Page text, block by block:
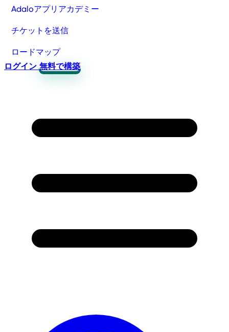
Adaloアプリアカデミー
チケットを送信
ロードマップ
ログイン 無料で構築